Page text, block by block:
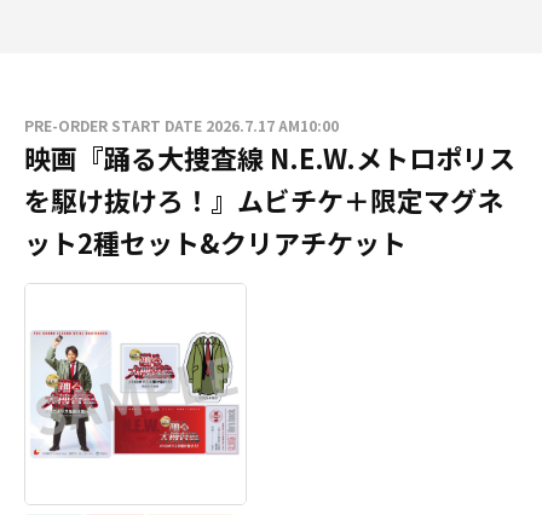
PRE-ORDER START DATE 2026.7.17 AM10:00
映画『踊る大捜査線 N.E.W.メトロポリス
を駆け抜けろ！』ムビチケ＋限定マグネ
ット2種セット&クリアチケット